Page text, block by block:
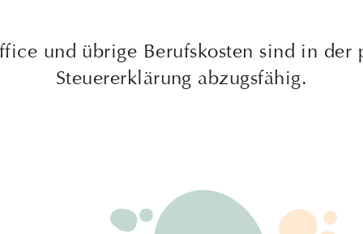
und übrige Berufskosten sind in der
Steuererklärung abzugsfähig.